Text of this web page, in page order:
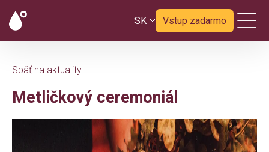
SK Vstup zadarmo
Späť na aktuality
Metličkový ceremoniál